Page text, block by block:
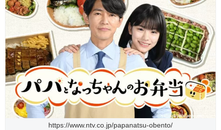
https://www.ntv.co.jp/papanatsu-obento/